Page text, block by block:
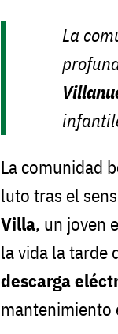
La
La comunidad
luto tras el
Villa, un joven
la vida la tarde
descarga
mantenimiento